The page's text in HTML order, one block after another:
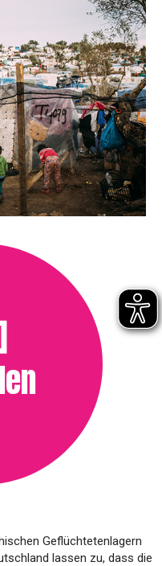
Geflüchtetenlagern
lassen zu, dass die